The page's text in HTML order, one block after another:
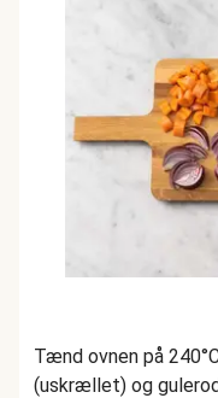
Tænd ovnen på
(uskrællet) og